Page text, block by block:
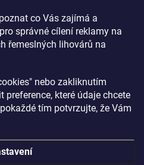
co Vás zajímá a
správné cílení reklamy na
řemeslných lihovárů na
nebo zakliknutím
které údaje chcete
tím potvrzujte, že Vám
DRINKING-CAT